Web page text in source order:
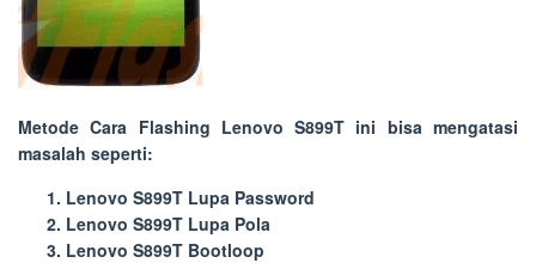
MetodeCara Flashing Lenovo S899T ini bisa mengatasi
masalah seperti:
Lenovo S899T Lupa Password
Lenovo S899T Lupa Pola
Lenovo S899T Bootloop